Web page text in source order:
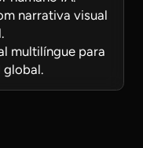
narrativa visual
multilíngue para
global.